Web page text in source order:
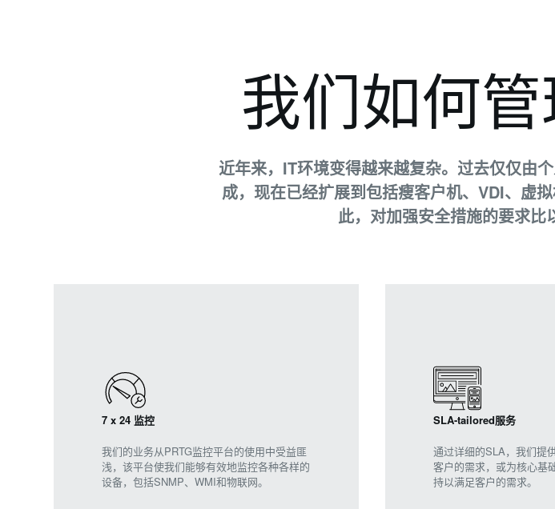
我们如何
近年来，IT环境变得越来越复杂。过去仅仅由
成，现在已经扩展到包括瘦客户机、VDI、虚
此，对加强安全措施的要求比
7 x 24 监控
我们的业务从PRTG监控平台的使用中受益匪
浅，该平台使我们能够有效地监控各种各样的
设备，包括SNMP、WMI和物联网。
SLA-tailored服务
通过详细的SLA，我们提
客户的需求，或为核心基
持以满足客户的需求。